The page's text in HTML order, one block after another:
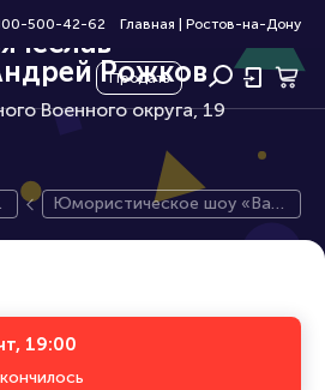
500-42-62 Главная Ростов-на-Дону
Продать
шоу «Ваши
Рожков
Военного округа, 19
6+
Юмористическое шоу «Ваш
19:00